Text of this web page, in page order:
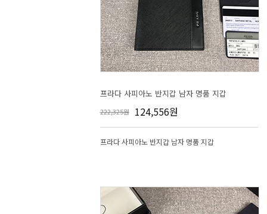
프라다 사피아노 반지갑 남자 명품 지갑
222,325원 124,556원
프라다 사피아노 반지갑 남자 명품 지갑